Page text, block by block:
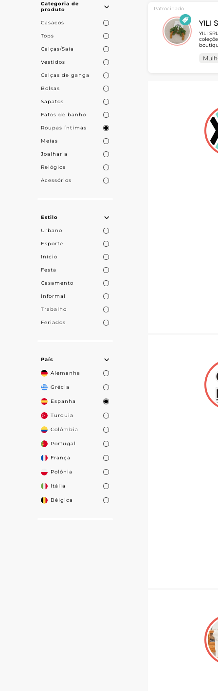
Categoria de
produto
Casacos
Tops
Calças/Saia
Vestidos
Calças de ganga
Bolsas
Sapatos
Fatos de banho
Roupas íntimas
Meias
Joalharia
Relógios
Acessórios
Estilo
Urbano
Esporte
Início
Festa
Casamento
Informal
Trabalho
Feriados
País
Alemanha
Grécia
Espanha
Turquia
Colômbia
Portugal
França
Polônia
Itália
Bélgica
Ao integrar
oferta com
lingerie
vantajosas
nossa
e garanta
Patrocinado
YILI
YILI
uma